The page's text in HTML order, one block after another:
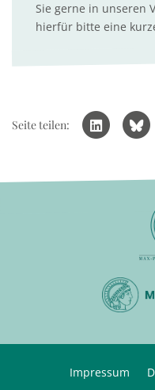
Sie gerne in unseren
hierfür bitte eine
Seite teilen:
Impressum